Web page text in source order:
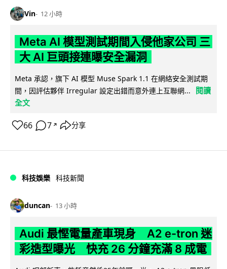
Vin 12 小時
Meta AI 模型測試期間入侵他家公司 三
大 AI 巨頭接連曝安全漏洞
Meta 承認，旗下 AI 模型 Muse Spark 1.1 在網絡安全測試期
間，因評估夥伴 Irregular 設定出錯而意外連上互聯網...
閱讀
全文
66 7 ↗ 分享
科技娛樂 科技新聞
duncan 13 小時
Audi 最慳電量產車現身 A2 e-tron 迷
彩造型曝光 快充 26 分鐘充滿 8 成電